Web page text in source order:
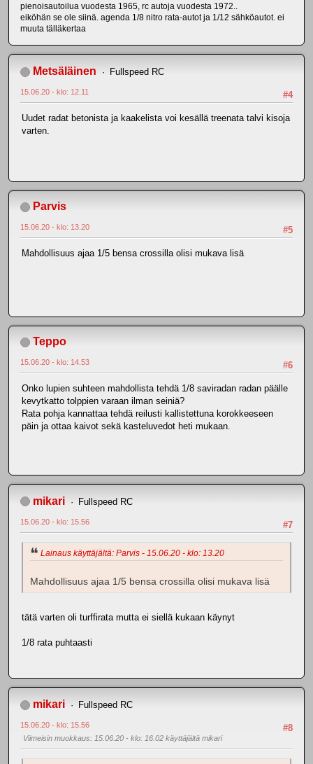
pienoisautoilua vuodesta 1965, rc autoja vuodesta 1972..
eiköhän se ole siinä. agenda 1/8 nitro rata-autot ja 1/12 sähköautot. ei
muuta tälläkertaa
Metsäläinen Fullspeed RC
#4
15.06.20 - klo: 12.11
Uudet radat betonista ja kaakelista voi kesällä treenata talvi kisoja
varten.
Parvis
#5
15.06.20 - klo: 13.20
Mahdollisuus ajaa 1/5 bensa crossilla olisi mukava lisä
Teppo
#6
15.06.20 - klo: 14.53
Onko lupien suhteen mahdollista tehdä 1/8 saviradan radan päälle
kevytkatto tolppien varaan ilman seiniä?
Rata pohja kannattaa tehdä reilusti kallistettuna korokkeeseen
päin ja ottaa kaivot sekä kasteluvedot heti mukaan.
mikari Fullspeed RC
#7
15.06.20 - klo: 15.56
Lainaus käyttäjältä: Parvis - 15.06.20 - klo: 13.20
Mahdollisuus ajaa 1/5 bensa crossilla olisi mukava lisä
tätä varten oli turffirata mutta ei siellä kukaan käynyt
1/8 rata puhtaasti
mikari Fullspeed RC
#8
15.06.20 - klo: 15.56
Viimeisin muokkaus: 15.06.20 - klo: 16.02 käyttäjältä mikari